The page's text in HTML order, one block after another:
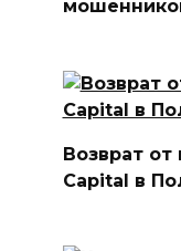
Возврат
Capital в